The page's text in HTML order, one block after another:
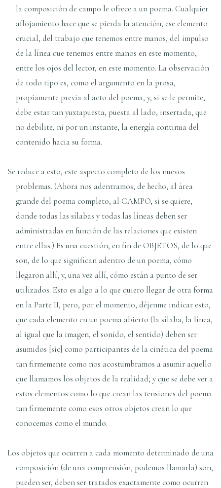
la composición de campo le ofrece a un poema. Cualquier
aflojamiento hace que se pierda la atención, ese elemento
crucial, del trabajo que tenemos entre manos, del impulso
de la línea que tenemos entre manos en este momento,
entre los ojos del lector, en este momento. La observación
de todo tipo es, como el argumento en la prosa,
propiamente previa al acto del poema, y, si se le permite,
debe estar tan yuxtapuesta, puesta al lado, insertada, que
no debilite, ni por un instante, la energía continua del
contenido hacia su forma.
Se reduce a esto, este aspecto completo de los nuevos
problemas. (Ahora nos adentramos, de hecho, al área
grande del poema completo, al CAMPO, si se quiere,
donde todas las sílabas y todas las líneas deben ser
administradas en función de las relaciones que existen
entre ellas.) Es una cuestión, en fin de OBJETOS, de lo que
son, de lo que significan adentro de un poema, cómo
llegaron allí, y, una vez allí, cómo están a punto de ser
utilizados. Esto es algo a lo que quiero llegar de otra forma
en la Parte II, pero, por el momento, déjenme indicar esto,
que cada elemento en un poema abierto (la sílaba, la línea,
al igual que la imagen, el sonido, el sentido) deben ser
asumidos [sic] como participantes de la cinética del poema
tan firmemente como nos acostumbramos a asumir aquello
que llamamos los objetos de la realidad; y que se debe ver a
estos elementos como lo que crean las tensiones del poema
tan firmemente como esos otros objetos crean lo que
conocemos como el mundo.
Los objetos que ocurren a cada momento determinado de una
composición (de una comprensión, podemos llamarla) son,
pueden ser, deben ser tratados exactamente como ocurren